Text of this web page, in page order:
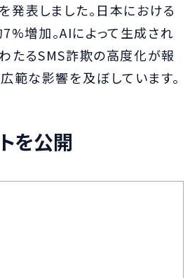
発表しました。日本における
増加。AIによって生成され
たるSMS詐欺の高度化が報
範な影響を及ぼしています。
を公開